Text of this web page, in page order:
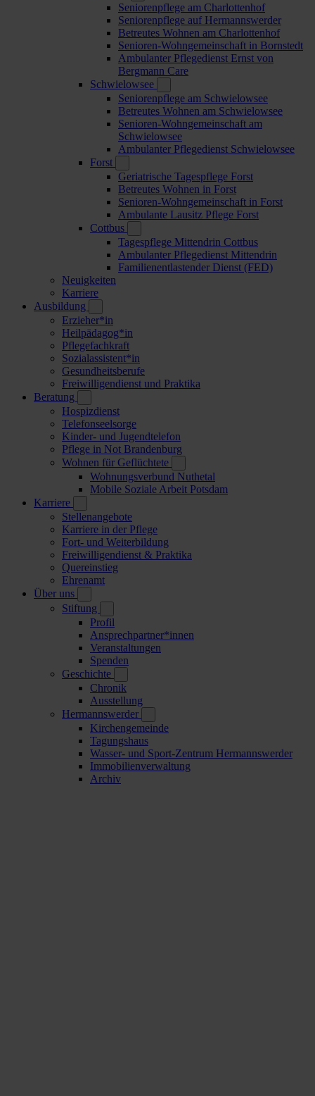
Seniorenpflege am Charlottenhof
Seniorenpflege auf Hermannswerder
Betreutes Wohnen am Charlottenhof
Senioren-Wohngemeinschaft in Bornstedt
Ambulanter Pflegedienst Ernst von
Bergmann Care
Schwielowsee
Seniorenpflege am Schwielowsee
Betreutes Wohnen am Schwielowsee
Senioren-Wohngemeinschaft am
Schwielowsee
Ambulanter Pflegedienst Schwielowsee
Forst
Geriatrische Tagespflege Forst
Betreutes Wohnen in Forst
Senioren-Wohngemeinschaft in Forst
Ambulante Lausitz Pflege Forst
Cottbus
Tagespflege Mittendrin Cottbus
Ambulanter Pflegedienst Mittendrin
Familienentlastender Dienst (FED)
Neuigkeiten
Karriere
Ausbildung
Erzieher*in
Heilpädagog*in
Pflegefachkraft
Sozialassistent*in
Gesundheitsberufe
Freiwilligendienst und Praktika
Beratung
Hospizdienst
Telefonseelsorge
Kinder- und Jugendtelefon
Pflege in Not Brandenburg
Wohnen für Geflüchtete
Wohnungsverbund Nuthetal
Mobile Soziale Arbeit Potsdam
Karriere
Stellenangebote
Karriere in der Pflege
Fort- und Weiterbildung
Freiwilligendienst & Praktika
Quereinstieg
Ehrenamt
Über uns
Stiftung
Profil
Ansprechpartner*innen
Veranstaltungen
Spenden
Geschichte
Chronik
Ausstellung
Hermannswerder
Kirchengemeinde
Tagungshaus
Wasser- und Sport-Zentrum Hermannswerder
Immobilienverwaltung
Archiv